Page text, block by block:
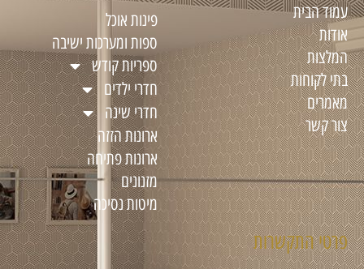
עמוד הבית
אודות
המלצות
בתי לקוחות
מאמרים
צור קשר
פינות אוכל
ספות ומערכות ישיבה
ספריות קודש
חדרי ילדים
חדרי שינה
ארונות הזזה
ארונות פתיחה
מזנונים
מיטות נסיכה
פרטי התקשרות